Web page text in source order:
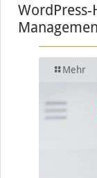
Mehr